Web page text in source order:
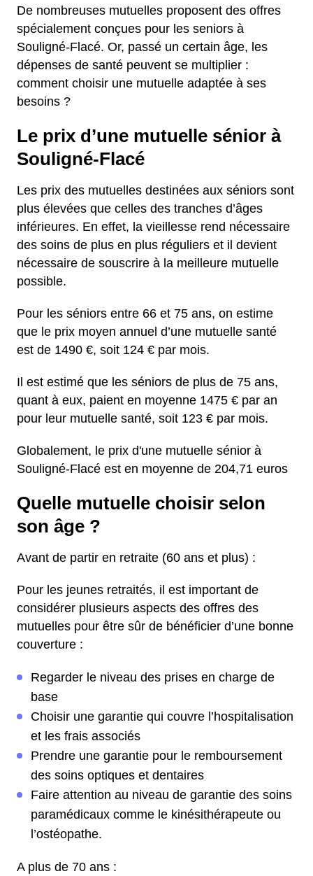
De nombreuses mutuelles proposent des offres
spécialement conçues pour les seniors à
Souligné-Flacé. Or, passé un certain âge, les
dépenses de santé peuvent se multiplier :
comment choisir une mutuelle adaptée à ses
besoins ?
Le prix d’une mutuelle sénior à
Souligné-Flacé
Les prix des mutuelles destinées aux séniors sont
plus élevées que celles des tranches d’âges
inférieures. En effet, la vieillesse rend nécessaire
des soins de plus en plus réguliers et il devient
nécessaire de souscrire à la meilleure mutuelle
possible.
Pour les séniors entre 66 et 75 ans, on estime
que le prix moyen annuel d’une mutuelle santé
est de 1490 €, soit 124 € par mois.
Il est estimé que les séniors de plus de 75 ans,
quant à eux, paient en moyenne 1475 € par an
pour leur mutuelle santé, soit 123 € par mois.
Globalement, le prix d'une mutuelle sénior à
Souligné-Flacé est en moyenne de 204,71 euros
Quelle mutuelle choisir selon
son âge ?
Avant de partir en retraite (60 ans et plus) :
Pour les jeunes retraités, il est important de
considérer plusieurs aspects des offres des
mutuelles pour être sûr de bénéficier d’une bonne
couverture :
Regarder le niveau des prises en charge de
base
Choisir une garantie qui couvre l’hospitalisation
et les frais associés
Prendre une garantie pour le remboursement
des soins optiques et dentaires
Faire attention au niveau de garantie des soins
paramédicaux comme le kinésithérapeute ou
l’ostéopathe.
A plus de 70 ans :